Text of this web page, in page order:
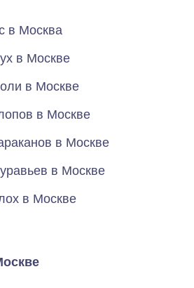
в Москва
в Москве
в Москве
в Москве
в Москве
в Москве
в Москве